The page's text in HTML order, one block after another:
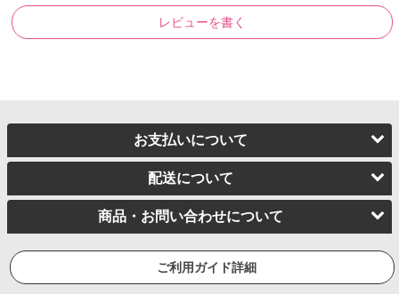
レビューを書く
お支払いについて
配送について
商品・お問い合わせについて
ご利用ガイド詳細